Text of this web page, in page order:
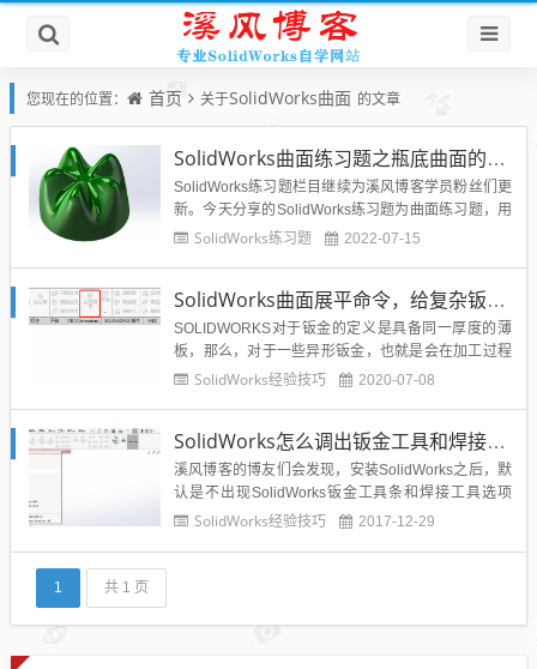
您现在的位置： 首页 关于SolidWorks曲面 的文章
SolidWorks曲面练习题之瓶底曲面的建模，综合练习SW曲面命令
SolidWorks练习题栏目继续为溪风博客学员粉丝们更
新。今天分享的SolidWorks练习题为曲面练习题，用
SolidWorks曲面命令绘制一个瓶子底，曲面命令的综
Works曲面练习题之瓶...
SolidWorks练习题 2022-07-15
SolidWorks曲面展平命令，给复杂钣金曲面展开提供了方便
SOLIDWORKS对于钣金的定义是具备同一厚度的薄
板，那么，对于一些异形钣金，也就是会在加工过程
中发生形变。SolidWorks钣金模块，对于机械设计等
展开，那么如果我们设计当中如果涉及到Soli...
SolidWorks经验技巧 2020-07-08
SolidWorks怎么调出钣金工具和焊接工具以及曲面工具？
溪风博客的博友们会发现，安装SolidWorks之后，默
认是不出现SolidWorks钣金工具条和焊接工具选项
的，那么怎么拉出来这个SolidWorks钣金焊接工具条
SolidWorks经验技巧 2017-12-29
1 共 1 页